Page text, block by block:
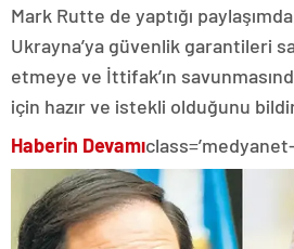
Mark Rutte de yaptığı
Ukrayna’ya güvenlik garantileri
etmeye ve İttifak’ın
için hazır ve istekli olduğunu
Haberin Devamı